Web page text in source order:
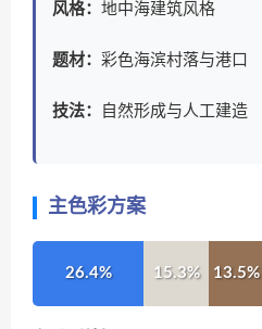
风格： 地中海建筑风格
题材： 彩色海滨村落与港口
技法： 自然形成与人工建造
主色彩方案
26.4% 15.3% 13.5%